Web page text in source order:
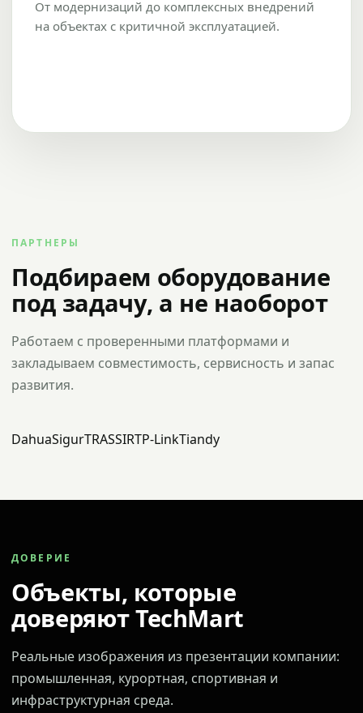
От модернизаций до комплексных внедрений
на объектах с критичной эксплуатацией.
ПАРТНЕРЫ
Подбираем оборудование
под задачу, а не наоборот
Работаем с проверенными платформами и
закладываем совместимость, сервисность и запас
развития.
DahuaSigurTRASSIRTP-LinkTiandy
ДОВЕРИЕ
Объекты, которые
доверяют TechMart
Реальные изображения из презентации компании:
промышленная, курортная, спортивная и
инфраструктурная среда.